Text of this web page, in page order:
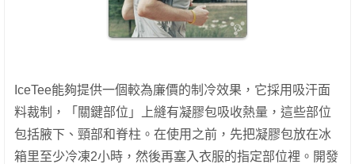
IceTee能夠提供一個較為廉價的制冷效果，它採用吸汗面
料裁制，「關鍵部位」上縫有凝膠包吸收熱量，這些部位
包括腋下、頸部和脊柱。在使用之前，先把凝膠包放在冰
箱里至少冷凍2小時，然後再塞入衣服的指定部位裡。開發